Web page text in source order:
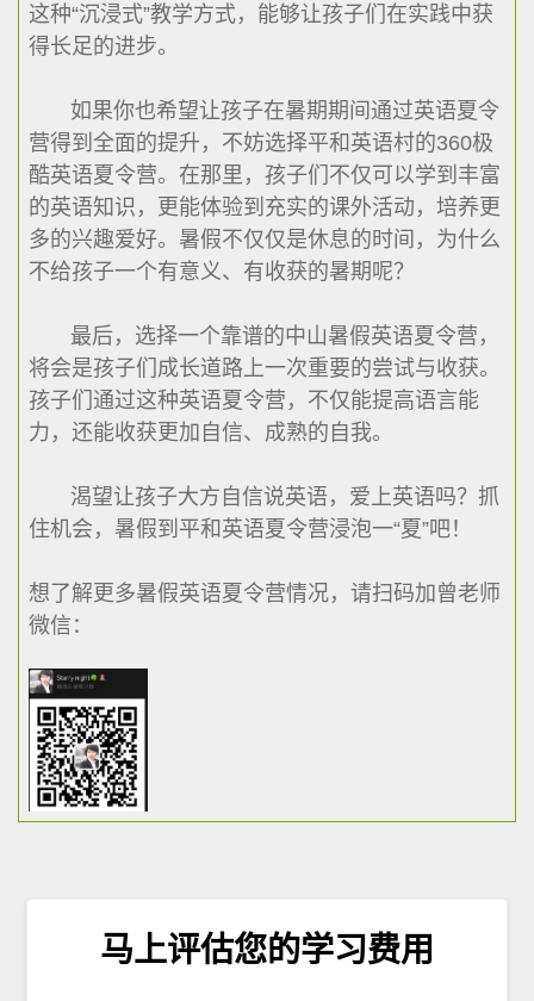
这种“沉浸式”教学方式，能够让孩子们在实践中获
得长足的进步。
如果你也希望让孩子在暑期期间通过英语夏令
营得到全面的提升，不妨选择平和英语村的360极
酷英语夏令营。在那里，孩子们不仅可以学到丰富
的英语知识，更能体验到充实的课外活动，培养更
多的兴趣爱好。暑假不仅仅是休息的时间，为什么
不给孩子一个有意义、有收获的暑期呢？
最后，选择一个靠谱的中山暑假英语夏令营，
将会是孩子们成长道路上一次重要的尝试与收获。
孩子们通过这种英语夏令营，不仅能提高语言能
力，还能收获更加自信、成熟的自我。
渴望让孩子大方自信说英语，爱上英语吗？抓
住机会，暑假到平和英语夏令营浸泡一“夏”吧！
想了解更多暑假英语夏令营情况，请扫码加曾老师
微信：
马上评估您的学习费用